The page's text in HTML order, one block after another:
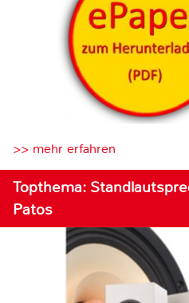
>> mehr erfahren
Topthema:
Patos